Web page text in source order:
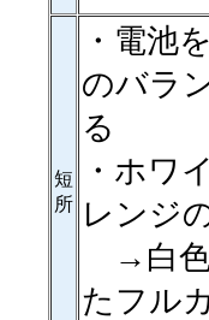
短
所
・電池
のバラ
る
・ホワ
レンジ
→白色
たフル